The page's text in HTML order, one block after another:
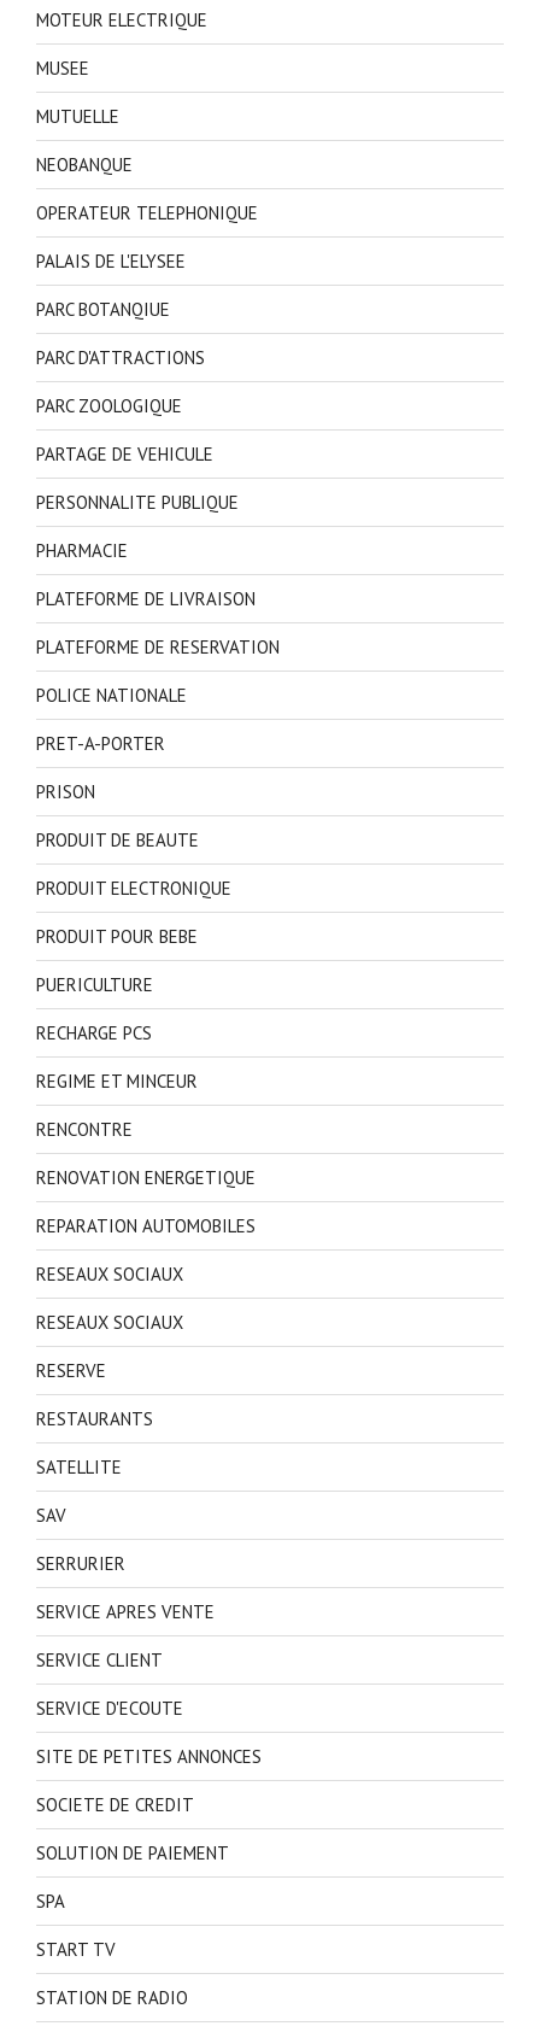
MOTEUR ELECTRIQUE
MUSEE
MUTUELLE
NEOBANQUE
OPERATEUR TELEPHONIQUE
PALAIS DE L'ELYSEE
PARC BOTANQIUE
PARC D'ATTRACTIONS
PARC ZOOLOGIQUE
PARTAGE DE VEHICULE
PERSONNALITE PUBLIQUE
PHARMACIE
PLATEFORME DE LIVRAISON
PLATEFORME DE RESERVATION
POLICE NATIONALE
PRET-A-PORTER
PRISON
PRODUIT DE BEAUTE
PRODUIT ELECTRONIQUE
PRODUIT POUR BEBE
PUERICULTURE
RECHARGE PCS
REGIME ET MINCEUR
RENCONTRE
RENOVATION ENERGETIQUE
REPARATION AUTOMOBILES
RESEAUX SOCIAUX
RESEAUX SOCIAUX
RESERVE
RESTAURANTS
SATELLITE
SAV
SERRURIER
SERVICE APRES VENTE
SERVICE CLIENT
SERVICE D'ECOUTE
SITE DE PETITES ANNONCES
SOCIETE DE CREDIT
SOLUTION DE PAIEMENT
SPA
START TV
STATION DE RADIO